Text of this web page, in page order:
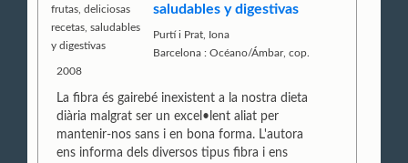
saludables y digestivas
Purtí i Prat, Iona
Barcelona : Océano/Ámbar, cop.
2008
La fibra és gairebé inexistent a la nostra dieta
diària malgrat ser un excel•lent aliat per
mantenir-nos sans i en bona forma. L'autora
ens informa dels diversos tipus fibra i ens